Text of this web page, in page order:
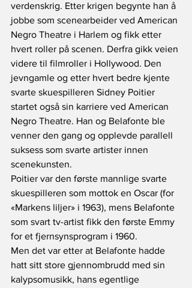
verdenskrig. Etter krigen begynte han å
jobbe som scenearbeider ved American
Negro Theatre i Harlem og fikk etter
hvert roller på scenen. Derfra gikk veien
videre til filmroller i Hollywood. Den
jevngamle og etter hvert bedre kjente
svarte skuespilleren Sidney Poitier
startet også sin karriere ved American
Negro Theatre. Han og Belafonte ble
venner den gang og opplevde parallell
suksess som svarte artister innen
scenekunsten.
Poitier var den første mannlige svarte
skuespilleren som mottok en Oscar (for
«Markens liljer» i 1963), mens Belafonte
som svart tv-artist fikk den første Emmy
for et fjernsynsprogram i 1960.
Men det var etter at Belafonte hadde
hatt sitt store gjennombrudd med sin
kalypsomusikk, hans egentlige